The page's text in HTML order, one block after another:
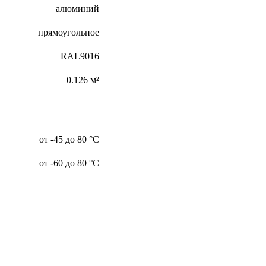
алюминий
прямоугольное
RAL9016
0.126 м²
от -45 до 80 °С
от -60 до 80 °С